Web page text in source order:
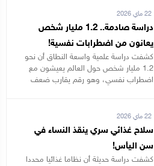
22 ماي 2026
دراسة صادمة.. 1.2 مليار شخص
يعانون من اضطرابات نفسية!
كشفت دراسة علمية واسعة النطاق أن نحو
1.2 مليار شخص حول العالم يعيشون مع
اضطراب نفسي، وهو رقم يقارب ضعف
22 ماي 2026
سلاح غذائي سري ينقذ النساء في
سن اليأس!
كشفت دراسة حديثة أن نظاما غذائيا محددا